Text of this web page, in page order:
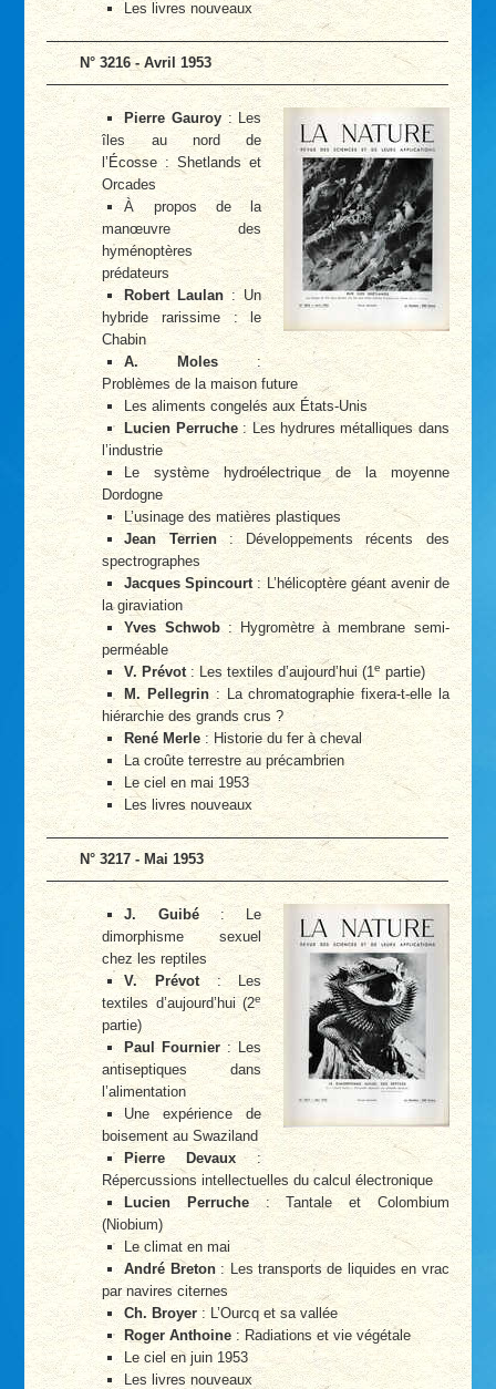
Les livres nouveaux
N° 3216 - Avril 1953
Pierre Gauroy: Les
îles au nord de
l’Écosse : Shetlands et
Orcades
À propos de la
manœuvre des
hyménoptères
prédateurs
Robert Laulan : Un
hybride rarissime : le
Chabin
A. Moles :
Problèmes de la maison future
Les aliments congelés aux États-Unis
Lucien Perruche: Les hydrures métalliques dans
l’industrie
Le système hydroélectrique de la moyenne
Dordogne
L’usinage des matières plastiques
Jean Terrien: Développements récents des
spectrographes
Jacques Spincourt: L’hélicoptère géant avenir de
la giraviation
Yves Schwob: Hygromètre à membrane semi-
perméable
V. Prévot : Les textiles d’aujourd’hui (1e partie)
M. Pellegrin : La chromatographie fixera-t-elle la
hiérarchie des grands crus ?
René Merle : Historie du fer à cheval
La croûte terrestre au précambrien
Le ciel en mai 1953
Les livres nouveaux
N° 3217 - Mai 1953
J. Guibé: Le
dimorphisme sexuel
chez les reptiles
V. Prévot: Les
textiles d’aujourd’hui (2e
partie)
Paul Fournier: Les
antiseptiques dans
l’alimentation
Une expérience de
boisement au Swaziland
Pierre Devaux :
Répercussions intellectuelles du calcul électronique
Lucien Perruche: Tantale et Colombium
(Niobium)
Le climat en mai
André Breton: Les transports de liquides en vrac
par navires citernes
Ch. Broyer : L’Ourcq et sa vallée
Roger Anthoine: Radiations et vie végétale
Le ciel en juin 1953
Les livres nouveaux